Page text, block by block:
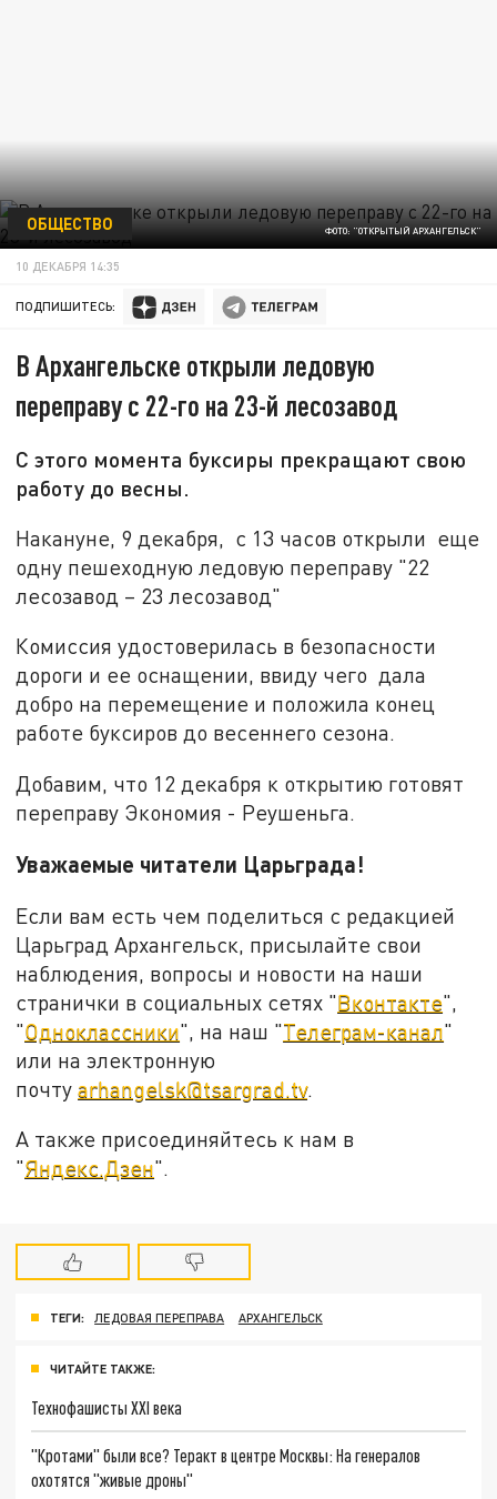
ФОТО: "ОТКРЫТЫЙ АРХАНГЕЛЬСК"
ОБЩЕСТВО
10 ДЕКАБРЯ 14:35
ПОДПИШИТЕСЬ:
В Архангельске открыли ледовую
переправу с 22-го на 23-й лесозавод
С этого момента буксиры прекращают свою
работу до весны.
Накануне, 9 декабря, с 13 часов открыли еще
одну пешеходную ледовую переправу "22
лесозавод – 23 лесозавод"
Комиссия удостоверилась в безопасности
дороги и ее оснащении, ввиду чего дала
добро на перемещение и положила конец
работе буксиров до весеннего сезона.
Добавим, что 12 декабря к открытию готовят
переправу Экономия - Реушеньга.
Уважаемые читатели Царьграда!
Если вам есть чем поделиться с редакцией
Царьград Архангельск, присылайте свои
наблюдения, вопросы и новости на наши
странички в социальных сетях "Вконтакте",
"Одноклассники", на наш "Телеграм-канал"
или на электронную
почтуarhangelsk@tsargrad.tv.
А также присоединяйтесь к нам в
"Яндекс.Дзен".
ТЕГИ: ЛЕДОВАЯ ПЕРЕПРАВА АРХАНГЕЛЬСК
ЧИТАЙТЕ ТАКЖЕ:
Технофашисты XXI века
"Кротами" были все? Теракт в центре Москвы: На генералов
охотятся "живые дроны"